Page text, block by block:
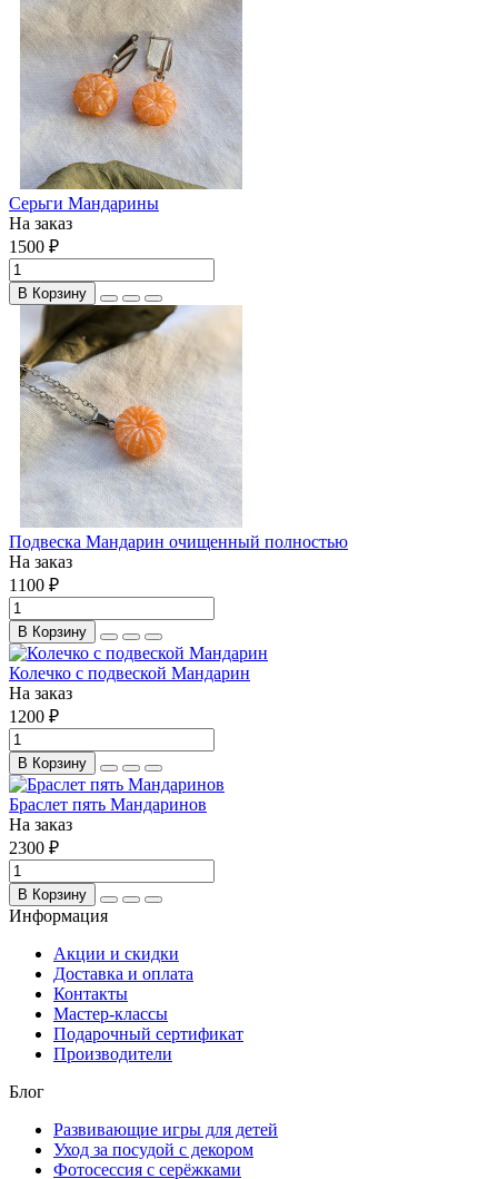
Серьги Мандарины
На заказ
1500 ₽
В Корзину
Подвеска Мандарин очищенный полностью
На заказ
1100 ₽
В Корзину
Колечко с подвеской Мандарин
На заказ
1200 ₽
В Корзину
Браслет пять Мандаринов
На заказ
2300 ₽
В Корзину
Информация
Акции и скидки
Доставка и оплата
Контакты
Мастер-классы
Подарочный сертификат
Производители
Блог
Развивающие игры для детей
Уход за посудой с декором
Фотосессия с серёжками